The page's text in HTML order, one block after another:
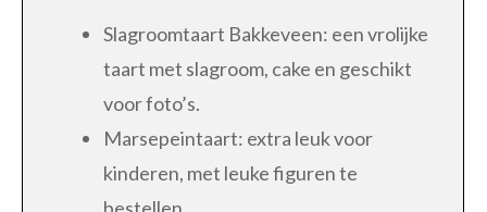
Slagroomtaart Bakkeveen: een vrolijke
taart met slagroom, cake en geschikt
voor foto’s.
Marsepeintaart: extra leuk voor
kinderen, met leuke figuren te